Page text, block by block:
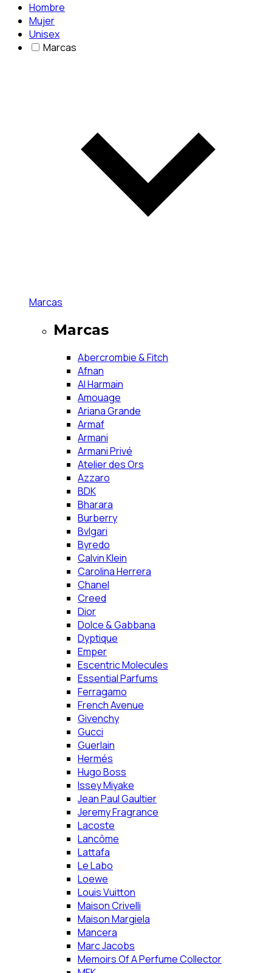
Hombre
Mujer
Unisex
Marcas
Marcas
Marcas
Abercrombie & Fitch
Afnan
Al Harmain
Amouage
Ariana Grande
Armaf
Armani
Armani Privé
Atelier des Ors
Azzaro
BDK
Bharara
Burberry
Bvlgari
Byredo
Calvin Klein
Carolina Herrera
Chanel
Creed
Dior
Dolce & Gabbana
Dyptique
Emper
Escentric Molecules
Essential Parfums
Ferragamo
French Avenue
Givenchy
Gucci
Guerlain
Hermés
Hugo Boss
Issey Miyake
Jean Paul Gaultier
Jeremy Fragrance
Lacoste
Lancôme
Lattafa
Le Labo
Loewe
Louis Vuitton
Maison Crivelli
Maison Margiela
Mancera
Marc Jacobs
Memoirs Of A Perfume Collector